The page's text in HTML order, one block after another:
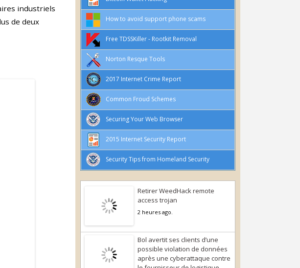
industriels
de deux
How to avoid support phone scams
Free TDSSKiller - Rootkit Removal
Norton Resque Tools
2017 Internet Crime Report
Common Froud Schemes
Securing Your Web Browser
2015 Internet Security Report
Security Tips from Homeland Security
Retirer WeedHack remote
access trojan
2 heures ago.
Bol avertit ses clients d’une
possible violation de données
après une cyberattaque contre